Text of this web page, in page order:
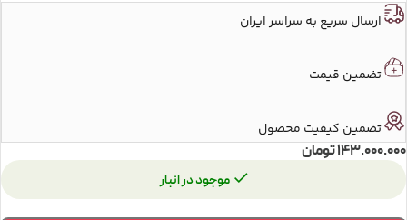
ارسال سریع به سراسر ایران
تضمین قیمت
تضمین کیفیت محصول
143.000.000تومان
موجود در انبار